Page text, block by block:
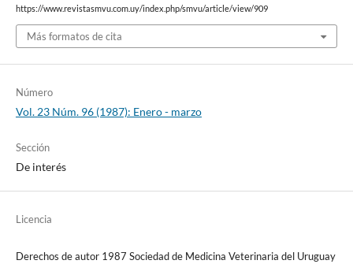
https://www.revistasmvu.com.uy/index.php/smvu/article/view/909
Más formatos de cita
Número
Vol. 23 Núm. 96 (1987): Enero - marzo
Sección
De interés
Licencia
Derechos de autor 1987 Sociedad de Medicina Veterinaria del Uruguay